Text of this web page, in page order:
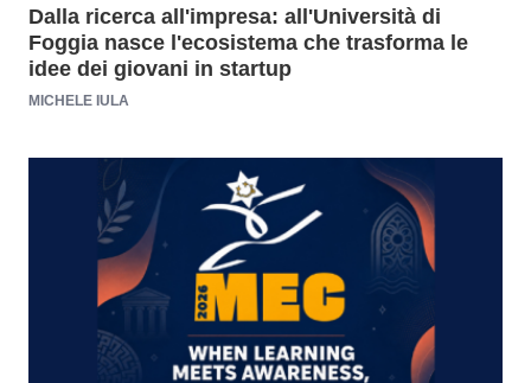
Dalla ricerca all'impresa: all'Università di
Foggia nasce l'ecosistema che trasforma le
idee dei giovani in startup
MICHELE IULA